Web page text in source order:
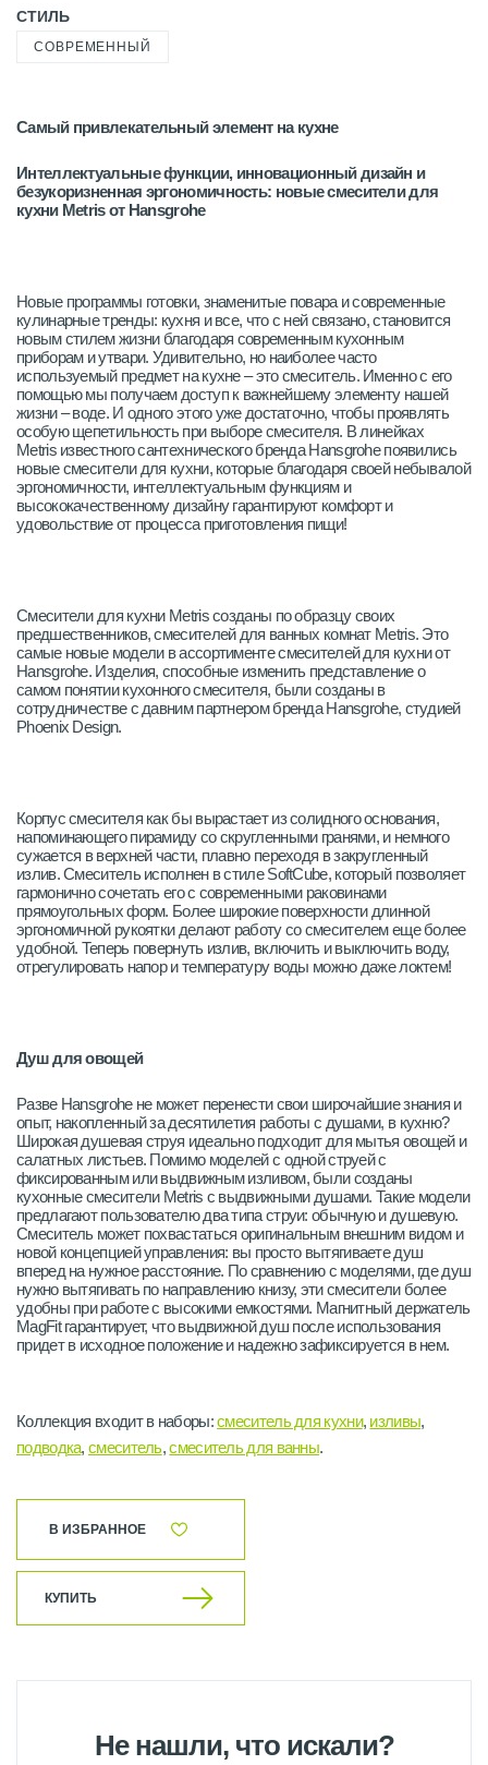
СТИЛЬ
СОВРЕМЕННЫЙ
Самый привлекательный элемент на кухне
Интеллектуальные функции, инновационный дизайн и
безукоризненная эргономичность: новые смесители для
кухни Metris от Hansgrohe
Новые программы готовки, знаменитые повара и современные
кулинарные тренды: кухня и все, что с ней связано, становится
новым стилем жизни благодаря современным кухонным
приборам и утвари. Удивительно, но наиболее часто
используемый предмет на кухне – это смеситель. Именно с его
помощью мы получаем доступ к важнейшему элементу нашей
жизни – воде. И одного этого уже достаточно, чтобы проявлять
особую щепетильность при выборе смесителя. В линейках
Metris известного сантехнического бренда Hansgrohe появились
новые смесители для кухни, которые благодаря своей небывалой
эргономичности, интеллектуальным функциям и
высококачественному дизайну гарантируют комфорт и
удовольствие от процесса приготовления пищи!
Смесители для кухни Metris созданы по образцу своих
предшественников, смесителей для ванных комнат Metris. Это
самые новые модели в ассортименте смесителей для кухни от
Hansgrohe. Изделия, способные изменить представление о
самом понятии кухонного смесителя, были созданы в
сотрудничестве с давним партнером бренда Hansgrohe, студией
Phoenix Design.
Корпус смесителя как бы вырастает из солидного основания,
напоминающего пирамиду со скругленными гранями, и немного
сужается в верхней части, плавно переходя в закругленный
излив. Смеситель исполнен в стиле SoftCube, который позволяет
гармонично сочетать его с современными раковинами
прямоугольных форм. Более широкие поверхности длинной
эргономичной рукоятки делают работу со смесителем еще более
удобной. Теперь повернуть излив, включить и выключить воду,
отрегулировать напор и температуру воды можно даже локтем!
Душ для овощей
Разве Hansgrohe не может перенести свои широчайшие знания и
опыт, накопленный за десятилетия работы с душами, в кухню?
Широкая душевая струя идеально подходит для мытья овощей и
салатных листьев. Помимо моделей с одной струей с
фиксированным или выдвижным изливом, были созданы
кухонные смесители Metris с выдвижными душами. Такие модели
предлагают пользователю два типа струи: обычную и душевую.
Смеситель может похвастаться оригинальным внешним видом и
новой концепцией управления: вы просто вытягиваете душ
вперед на нужное расстояние. По сравнению с моделями, где душ
нужно вытягивать по направлению книзу, эти смесители более
удобны при работе с высокими емкостями. Магнитный держатель
MagFit гарантирует, что выдвижной душ после использования
придет в исходное положение и надежно зафиксируется в нем.
Коллекция входит в наборы:cмеситель для кухни, изливы,
подводка,смеситель,смеситель для ванны.
В ИЗБРАННОЕ
КУПИТЬ
Не нашли, что искали?